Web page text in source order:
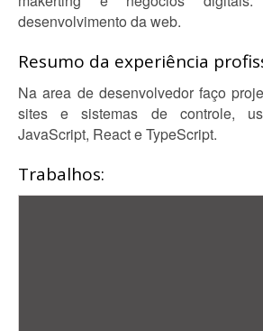
desenvolvimento da web.
Resumo da experiência
Na area de desenvolvedor faço
sites e sistemas de controle,
JavaScript, React e TypeScript.
Trabalhos: